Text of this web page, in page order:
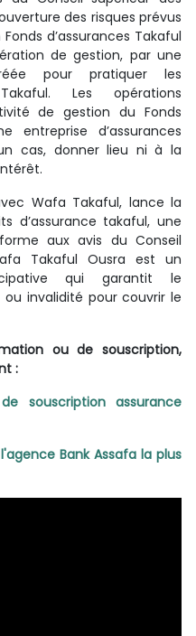
des risques prévus
d’assurances Takaful
de gestion, par une
pour pratiquer les
Les opérations
de gestion du Fonds
entreprise d’assurances
cas, donner lieu ni à la
Wafa Takaful, lance la
d’assurance takaful, une
aux avis du Conseil
Takaful Ousra est un
qui garantit le
invalidité pour couvrir le
ou de souscription,
:
souscription assurance
Bank Assafa la plus